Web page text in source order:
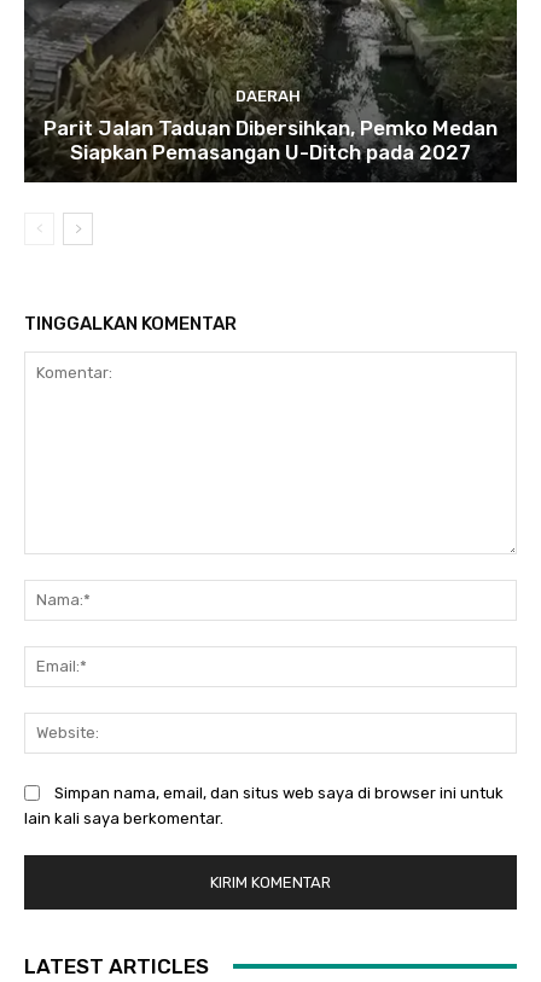
DAERAH
Parit Jalan Taduan Dibersihkan, Pemko Medan
Siapkan Pemasangan U-Ditch pada 2027
TINGGALKAN KOMENTAR
Simpan nama, email, dan situs web saya di browser ini untuk
lain kali saya berkomentar.
LATEST ARTICLES